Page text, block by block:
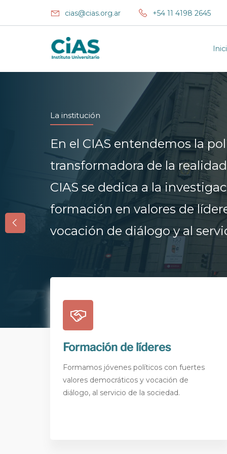
cias@cias.org.ar +54 11 4198 2645
La institución
En el CIAS entendemos la
transformadora de la
CIAS se dedica a la
formación en valores de
vocación de diálogo y al
Formación de líderes
Formamos jóvenes políticos con fuertes
valores democráticos y vocación de
diálogo, al servicio de la sociedad.